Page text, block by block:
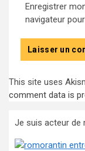
Enregistrer
navigateur
This site uses
comment data is
Je suis acteur de